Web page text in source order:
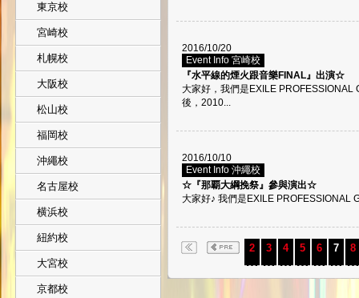
東京校
宮崎校
札幌校
大阪校
松山校
福岡校
沖繩校
名古屋校
横浜校
紐約校
大宮校
京都校
2016/10/20
Event Info 宮崎校
『水平線的煙火跟音樂FINAL』出演☆
大家好，我們是EXILE PROFESSIONAL
後，2010...
2016/10/10
Event Info 沖繩校
☆『那覇大綱挽祭』參與演出☆
大家好♪ 我們是EXILE
2 3 4 5 6 7 8